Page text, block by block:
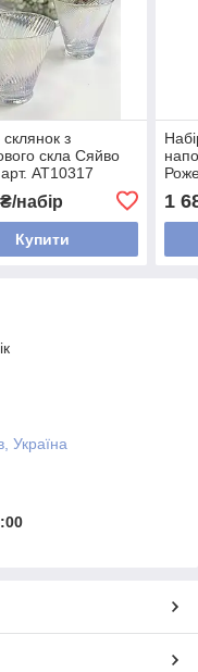
з
скла Сяйво
AT10317
набір
Купити
1
Україна